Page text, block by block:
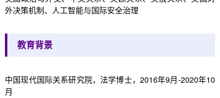
外决策机制、人工智能与国际安全治理
教育背景
中国现代国际关系研究院，法学博士，2016年9月-2020年10
月